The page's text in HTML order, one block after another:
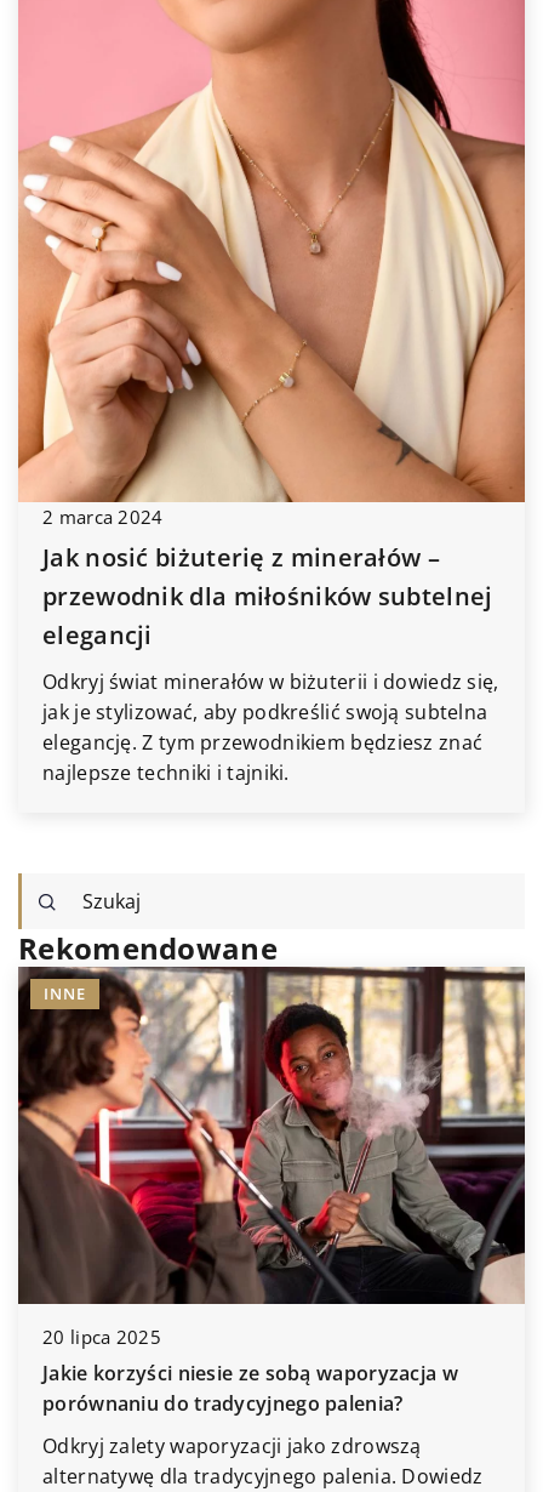
2 marca 2024
Jak nosić biżuterię z minerałów –
przewodnik dla miłośników subtelnej
elegancji
Odkryj świat minerałów w biżuterii i dowiedz się,
jak je stylizować, aby podkreślić swoją subtelna
elegancję. Z tym przewodnikiem będziesz znać
najlepsze techniki i tajniki.
Rekomendowane
INNE
20 lipca 2025
Jakie korzyści niesie ze sobą waporyzacja w
porównaniu do tradycyjnego palenia?
Odkryj zalety waporyzacji jako zdrowszą
alternatywę dla tradycyjnego palenia. Dowiedz